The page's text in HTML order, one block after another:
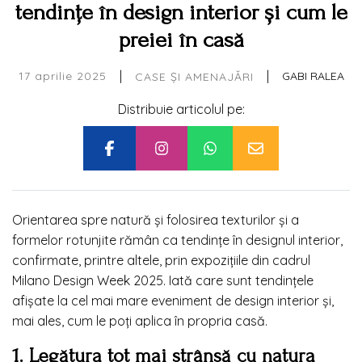
tendințe în design interior și cum le
preiei în casă
17 aprilie 2025 | CASE ȘI AMENAJĂRI | GABI RALEA
Distribuie articolul pe:
Orientarea spre natură și folosirea texturilor și a
formelor rotunjite rămân ca tendințe în designul interior,
confirmate, printre altele, prin expozițiile din cadrul
Milano Design Week 2025. Iată care sunt tendințele
afișate la cel mai mare eveniment de design interior și,
mai ales, cum le poți aplica în propria casă.
1. Legătura tot mai strânsă cu natura